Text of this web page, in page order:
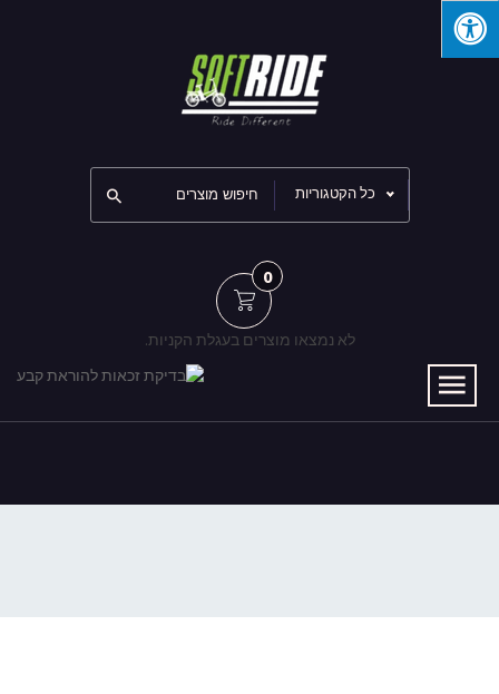
כל הקטגוריות
0
לא נמצאו מוצרים בעגלת הקניות.